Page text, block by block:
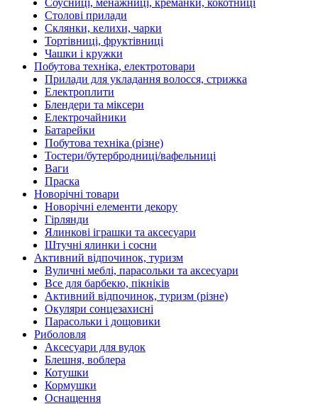
Соусниці, менажниці, креманки, кокотниці
Столові прилади
Склянки, келихи, чарки
Тортівниці, фруктівниці
Чашки і кружки
Побутова техніка, електротовари
Прилади для укладання волосся, стрижка
Електроплити
Блендери та міксери
Електрочайники
Батарейки
Побутова техніка (різне)
Тостери/бутербродниці/вафельниці
Ваги
Праска
Новорічні товари
Новорічні елементи декору
Гірлянди
Ялинкові іграшки та аксесуари
Штучні ялинки і сосни
Активний відпочинок, туризм
Вуличні меблі, парасольки та аксесуари
Все для барбекю, пікніків
Активний відпочинок, туризм (різне)
Окуляри сонцезахисні
Парасольки і дощовики
Риболовля
Аксесуари для вудок
Блешня, воблера
Котушки
Кормушки
Оснащення